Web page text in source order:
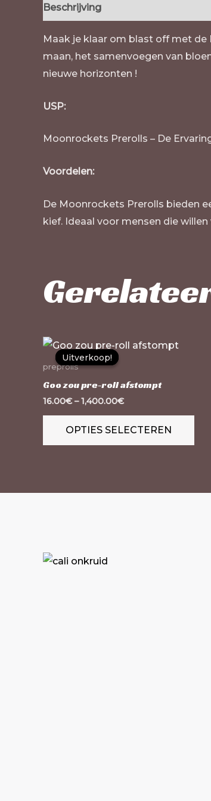
Beschrijving
Maak je klaar om blast off met de
maan, het samenvoegen van
nieuwe horizonten !
USP:
Moonrockets Prerolls – De
Voordelen:
De Moonrockets Prerolls bieden
kief. Ideaal voor mensen die
Uitverkoop!
Uitverkoop!
preprolls
Goo zou pre-roll afstompt
16.00€–1,400.00€
OPTIES SELECTEREN